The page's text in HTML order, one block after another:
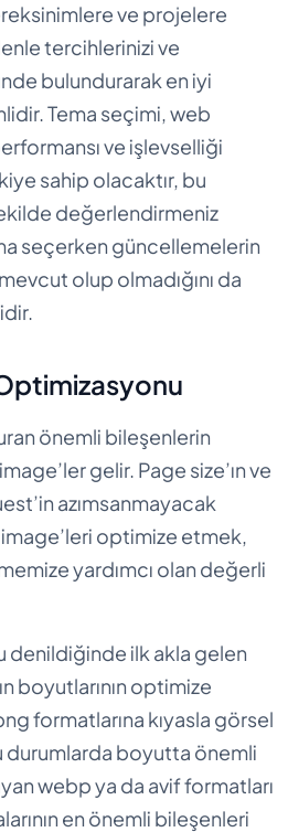
ve projelere
tercihlerinizi ve
bulundurarak en iyi
Tema seçimi, web
ve işlevselliği
sahip olacaktır, bu
değerlendirmeniz
seçerken güncellemelerin
olup olmadığını da
önemli bileşenlerin
gelir. Page size’ın ve
azımsanmayacak
optimize etmek,
yardımcı olan değerli
denildiğinde ilk akla gelen
boyutlarının optimize
formatlarına kıyasla görsel
durumlarda boyutta önemli
webp ya da avif formatları
en önemli bileşenleri